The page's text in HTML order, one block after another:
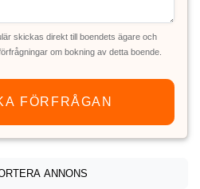
skickas direkt till boendets ägare och
om bokning av detta boende.
FÖRFRÅGAN
ANNONS